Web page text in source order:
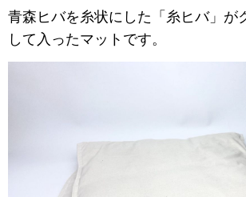
青森ヒバを糸状にした「糸ヒバ」が
して入ったマットです。